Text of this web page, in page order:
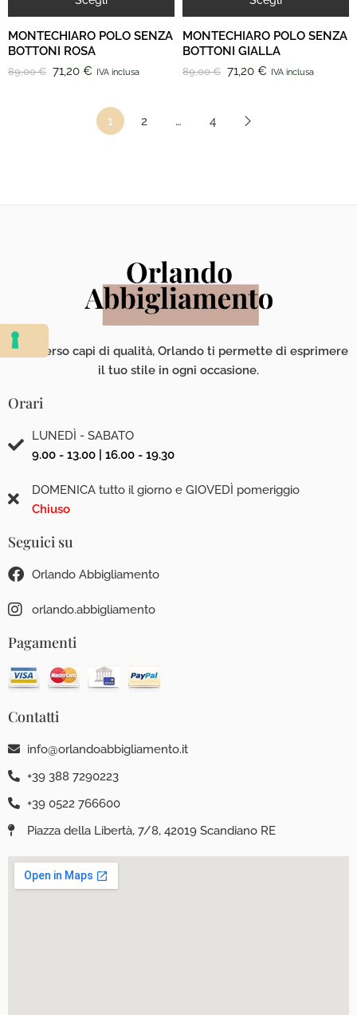
MONTECHIARO POLO SENZA
BOTTONI ROSA
89,00€ 71,20 € IVA inclusa
MONTECHIARO POLO SENZA
BOTTONI GIALLA
89,00€ 71,20 € IVA inclusa
1 2 … 4
Attraverso capi di qualità, Orlando ti permette di esprimere
il tuo stile in ogni occasione.
Orari
LUNEDÌ - SABATO
9.00 - 13.00 | 16.00 - 19.30
DOMENICA tutto il giorno e GIOVEDÌ pomeriggio
Chiuso
Seguici su
Orlando Abbigliamento
orlando.abbigliamento
Pagamenti
Contatti
info@orlandoabbigliamento.it
+39 388 7290223
+39 0522 766600
Piazza della Libertà, 7/8, 42019 Scandiano RE